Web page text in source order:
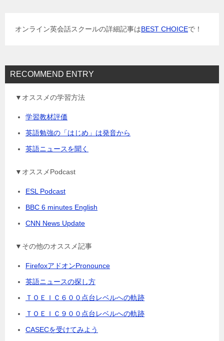
オンライン英会話スクールの詳細記事はBEST CHOICEで！
RECOMMEND ENTRY
▼オススメの学習方法
学習教材評価
英語勉強の「はじめ」は発音から
英語ニュースを聞く
▼オススメPodcast
ESL Podcast
BBC 6 minutes English
CNN News Update
▼その他のオススメ記事
FirefoxアドオンPronounce
英語ニュースの探し方
ＴＯＥＩＣ６００点台レベルへの軌跡
ＴＯＥＩＣ９００点台レベルへの軌跡
CASECを受けてみよう